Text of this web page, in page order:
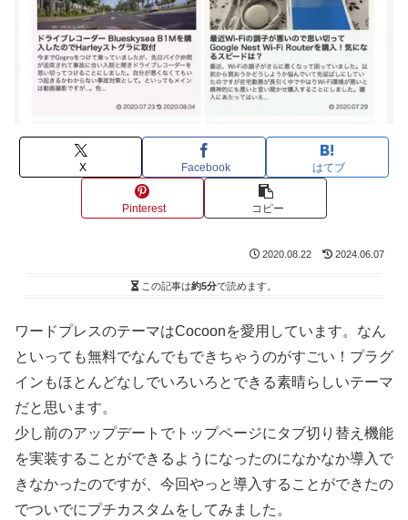
X Facebook はてブ
Pinterest コピー
2020.08.22 2024.06.07
この記事は約5分で読めます。
ワードプレスのテーマはCocoonを愛用しています。なん
といっても無料でなんでもできちゃうのがすごい！プラグ
インもほとんどなしでいろいろとできる素晴らしいテーマ
だと思います。
少し前のアップデートでトップページにタブ切り替え機能
を実装することができるようになったのになかなか導入で
きなかったのですが、今回やっと導入することができたの
でついでにプチカスタムをしてみました。